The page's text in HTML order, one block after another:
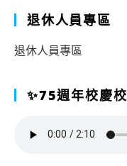
退休人員專區
退休人員專區
✨75週年校慶